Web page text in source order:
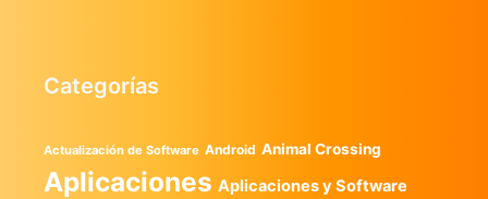
Categorías
Actualización de Software Android Animal Crossing
Aplicaciones Aplicaciones y Software